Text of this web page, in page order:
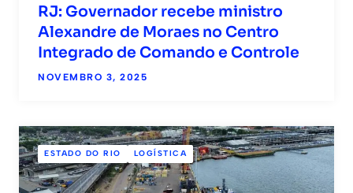
RJ: Governador recebe ministro
Alexandre de Moraes no Centro
Integrado de Comando e Controle
NOVEMBRO 3, 2025
ESTADO DO RIO LOGÍSTICA